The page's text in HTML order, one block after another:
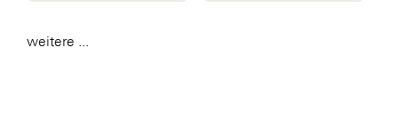
weitere ...